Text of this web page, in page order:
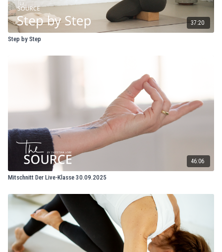
37:20
Step by Step
46:06
Mitschnitt Der Live-Klasse 30.09.2025